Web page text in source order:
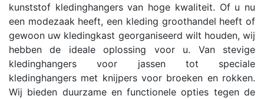
kunststof kledinghangers van hoge kwaliteit. Of u nu
een modezaak heeft, een kleding groothandel heeft of
gewoon uw kledingkast georganiseerd wilt houden, wij
hebben de ideale oplossing voor u. Van stevige
kledinghangers voor jassen tot speciale
kledinghangers met knijpers voor broeken en rokken.
Wij bieden duurzame en functionele opties tegen de